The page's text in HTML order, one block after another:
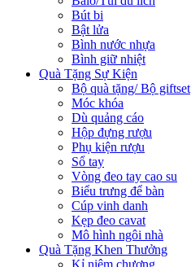
Bút bi
Bật lửa
Bình nước nhựa
Bình giữ nhiệt
Quà Tặng Sự Kiện
Bộ quà tặng/ Bộ giftset
Móc khóa
Dù quảng cáo
Hộp đựng rượu
Phụ kiện rượu
Sổ tay
Vòng đeo tay cao su
Biểu trưng để bàn
Cúp vinh danh
Kẹp đeo cavat
Mô hình ngôi nhà
Quà Tặng Khen Thưởng
Kỉ niệm chương